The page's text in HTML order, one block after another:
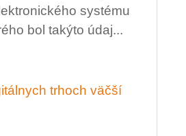
systému
bol takýto údaj...